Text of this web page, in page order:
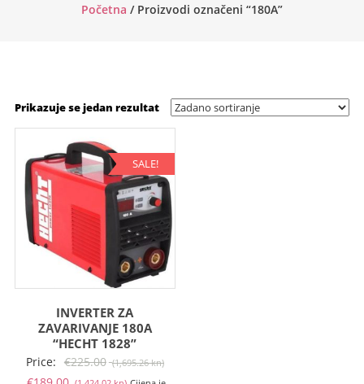
Početna / Proizvodi označeni “180A”
Prikazuje se jedan rezultat
SALE!
INVERTER ZA
ZAVARIVANJE 180A
“HECHT 1828”
Price: €225.00 (1,695.26 kn)Izvorna
cijena
Trenutna